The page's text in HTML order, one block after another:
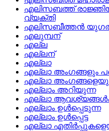
എലിസബത്ത്‌
വ്യക്തി
എലിസബീത്തന്‍
എലുമ്പന്
എല്ല
എല്ലന്
എല്ലാ
എല്ലാ അംഗങ്ങളും
എല്ലാ അംഗങ്ങളെയും
എല്ലാം അറിയുന്ന
എല്ലാ
എല്ലാം ഉള്‍പ്പെടുന്ന
എല്ലാം ഉള്‍പ്പെട്ട
എല്ലാ